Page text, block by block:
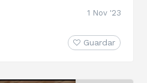
1 Nov '23
Guardar